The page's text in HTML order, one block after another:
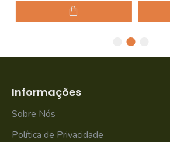
Informações
Sobre Nós
Política de Privacidade